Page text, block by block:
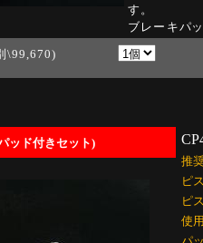
す。
ブレーキパ
\99,670)
ッド付きセット)
推
ピ
ピ
使